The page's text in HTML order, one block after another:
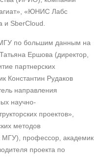
«ЮНИС Лабс
SberCloud.
по большим данным на
Ершова (директор,
партнерских
Константин Рудаков
направления
научно-
проектов»,
методов
МГУ), профессор, академик
проекта по